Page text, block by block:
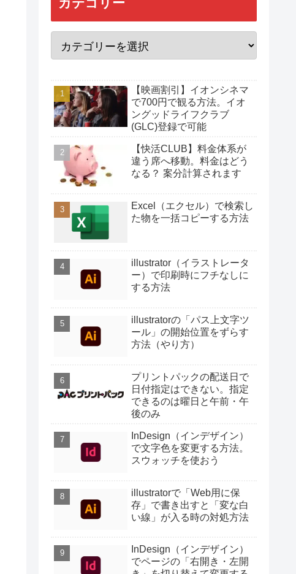
カテゴリー
【映画割引】イオンシネマ
で700円で観る方法。イオ
ングッドライフクラブ
(GLC)登録で可能
【快活CLUB】料金体系が
違う席へ移動。料金はどう
なる？ 案分計算されます
Excel（エクセル）で検索し
た物を一括コピーする方法
illustrator（イラストレータ
ー）で印刷時にフチなしに
する方法
illustratorの「パス上文字ツ
ール」の開始位置をずらす
方法（やり方）
プリントパックの配送日で
日付指定はできない。指定
できるのは曜日と午前・午
後のみ
InDesign（インデザイン）
で文字色を変更する方法。
スウォッチを使おう
illustratorで「Web用に保
存」で書き出すと「変な白
い線」が入る時の対処方法
InDesign（インデザイン）
でページの「右開き・左開